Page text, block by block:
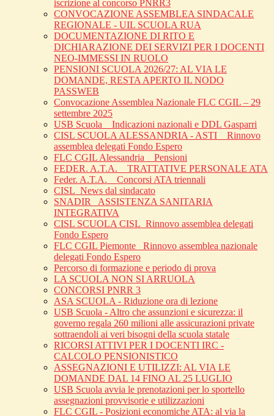
iscrizione al concorso PNRR3
CONVOCAZIONE ASSEMBLEA SINDACALE
REGIONALE - UIL SCUOLA RUA
DOCUMENTAZIONE DI RITO E
DICHIARAZIONE DEI SERVIZI PER I DOCENTI
NEO-IMMESSI IN RUOLO
PENSIONI SCUOLA 2026/27: AL VIA LE
DOMANDE, RESTA APERTO IL NODO
PASSWEB
Convocazione Assemblea Nazionale FLC CGIL – 29
settembre 2025
USB Scuola _ Indicazioni nazionali e DDL Gasparri
CISL SCUOLA ALESSANDRIA - ASTI _ Rinnovo
assemblea delegati Fondo Espero
FLC CGIL Alessandria _ Pensioni
FEDER. A.T.A. _ TRATTATIVE PERSONALE ATA
Feder. A.T.A. _ Concorsi ATA triennali
CISL_News dal sindacato
SNADIR_ ASSISTENZA SANITARIA
INTEGRATIVA
CISL SCUOLA CISL_Rinnovo assemblea delegati
Fondo Espero
FLC CGIL Piemonte _Rinnovo assemblea nazionale
delegati Fondo Espero
Percorso di formazione e periodo di prova
LA SCUOLA NON SI ARRUOLA
CONCORSI PNRR 3
ASA SCUOLA - Riduzione ora di lezione
USB Scuola - Altro che assunzioni e sicurezza: il
governo regala 260 milioni alle assicurazioni private
sottraendoli ai veri bisogni della scuola statale
RICORSI ATTIVI PER I DOCENTI IRC -
CALCOLO PENSIONISTICO
ASSEGNAZIONI E UTILIZZI: AL VIA LE
DOMANDE DAL 14 FINO AL 25 LUGLIO
USB Scuola avvia le prenotazioni per lo sportello
assegnazioni provvisorie e utilizzazioni
FLC CGIL - Posizioni economiche ATA: al via la